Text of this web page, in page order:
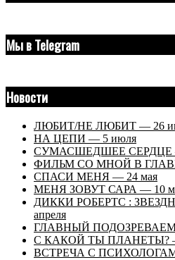
Мы в Telegram
Новости
ЛЮБИТ/НЕ ЛЮБИТ — 26
НА ЦЕПИ — 5 июля
СУМАСШЕДШЕЕ СЕРДЦЕ
ФИЛЬМ СО МНОЙ В
СПАСИ МЕНЯ — 24 мая
МЕНЯ ЗОВУТ САРА — 10
ДИККИ РОБЕРТС :
апреля
ГЛАВНЫЙ
С КАКОЙ ТЫ ПЛАНЕТЫ? —
ВСТРЕЧА С